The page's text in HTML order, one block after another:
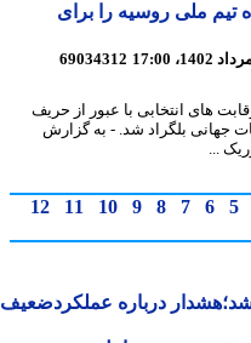
ملی روسیه را برای
69034312
رقابت های انتخابی با عبور از حریف
بلگراد شد. - به گزارش
6
7
8
9
10
11
12
درباره عملکردضعیف